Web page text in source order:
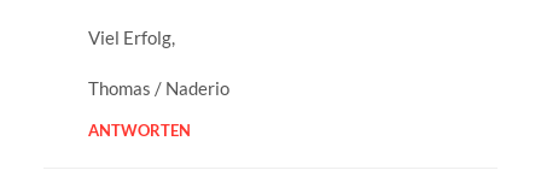
Viel Erfolg,
Thomas / Naderio
ANTWORTEN